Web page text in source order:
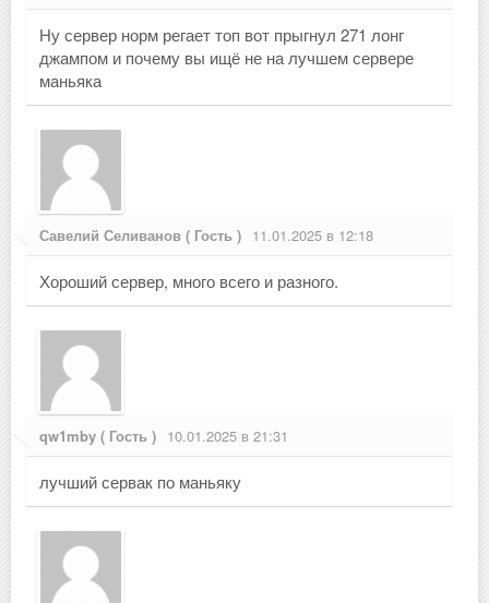
Ну сервер норм регает топ вот прыгнул 271 лонг
джампом и почему вы ищё не на лучшем сервере
маньяка
Савелий Селиванов ( Гость ) 11.01.2025 в 12:18
Хороший сервер, много всего и разного.
qw1mby ( Гость ) 10.01.2025 в 21:31
лучший сервак по маньяку